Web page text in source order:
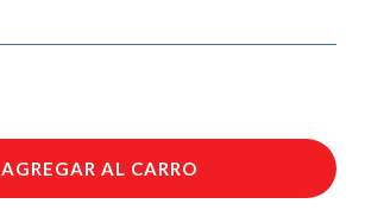
AGREGAR AL CARRO